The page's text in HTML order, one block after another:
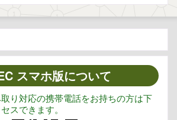
スマホ版について
り対応の携帯電話をお持ちの方は下
スできます。